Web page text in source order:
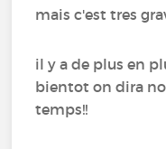
mais c'est tres
il y a de plus en
bientot on dira
temps!!